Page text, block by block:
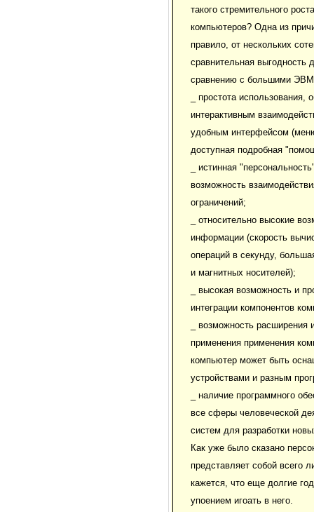
такого стремительного
компьютеров? Одна из
правило, от нескольких
сравнительная выгодность
сравнению с большими
_ простота
интерактивным
удобным интерфейсом
доступная подробная
_ истинная
возможность
ограничений;
_ относительно высокие
информации (скорость
операций в секунду,
и магнитных носителей);
_ высокая возможность и
интеграции компонентов
_ возможность расширения
применения применения
компьютер может быть
устройствами и разным
_ наличие программного
все сферы человеческой
систем для разработки
Как уже было сказано
представляет собой всего
кажется, что еще долгие
упоением игоать в него.